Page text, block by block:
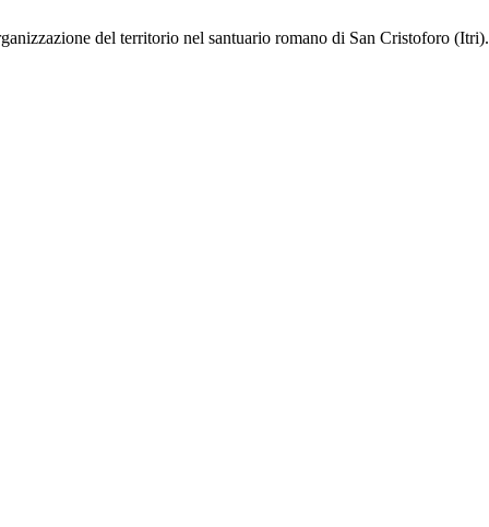
del territorio nel santuario romano di San Cristoforo (Itri).